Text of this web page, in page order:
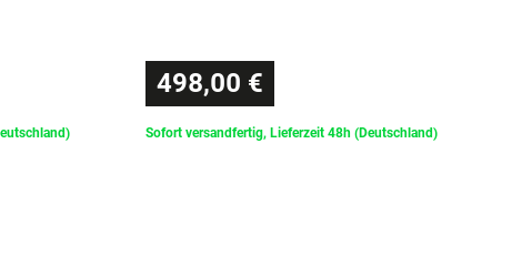
498,00 €
Sofort versandfertig, Lieferzeit 48h (Deutschland)